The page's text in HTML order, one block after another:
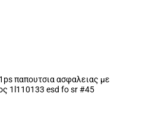
παπουτσια ασφαλειας με
1l110133 esd fo sr #45